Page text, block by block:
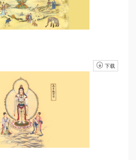
下载